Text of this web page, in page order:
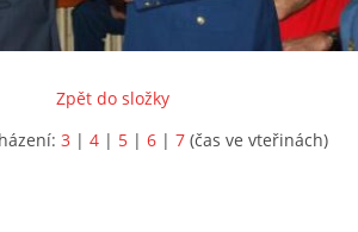
Zpět do složky
3 | 4 | 5 | 6 | 7 (čas ve vteřinách)